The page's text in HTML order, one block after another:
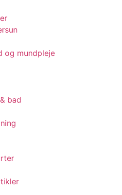
og mundpleje
bad